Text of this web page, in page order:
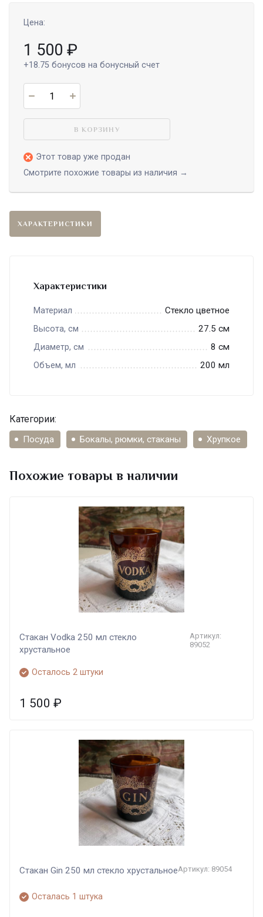
Цена:
1 500 ₽
+18.75 бонусов на бонусный счет
В КОРЗИНУ
Этот товар уже продан
Смотрите похожие товары из наличия →
ХАРАКТЕРИСТИКИ
Характеристики
Материал Стекло цветное
Высота, см 27.5 см
Диаметр, см 8 см
Объем, мл 200 мл
Категории:
Посуда Бокалы, рюмки, стаканы Хрупкое
Похожие товары в наличии
Стакан Vodka 250 мл стекло
хрустальное
Артикул:
89052
Осталось 2 штуки
1 500 ₽
Стакан Gin 250 мл стекло хрустальноеАртикул: 89054
Осталась 1 штука